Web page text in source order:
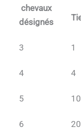
chevaux
désignés
3 1
4 4
5 10
6 20